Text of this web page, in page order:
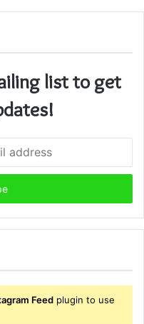
list to get
Feed plugin to use